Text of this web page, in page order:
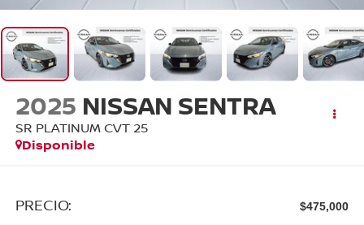
2025 NISSAN SENTRA
SR PLATINUM CVT 25
Disponible
PRECIO: $475,000